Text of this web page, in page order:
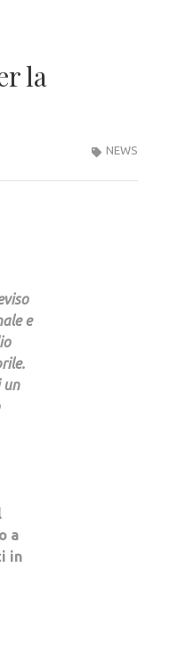
la
NEWS
e
un
a
in